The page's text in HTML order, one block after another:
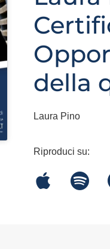
della
Laura Pino
Riproduci su: